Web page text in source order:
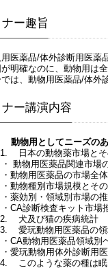
ー趣旨
医薬品/体外診断用医薬
明確なのに、動物用は
は、動物用医薬品/体外
ー講演内容
動物用としてニーズの
日本の動物薬市場とそ
動物用医薬品関連市場
動物用医薬品の市場全
動物種別市場規模とそ
薬効別・領域別市場の
CA診断検査キット市場
犬及び猫の疾病統計
愛玩動物用医薬品の領
CA動物用医薬品領域別
愛玩動物用体外診断用医
このような薬の種は眠